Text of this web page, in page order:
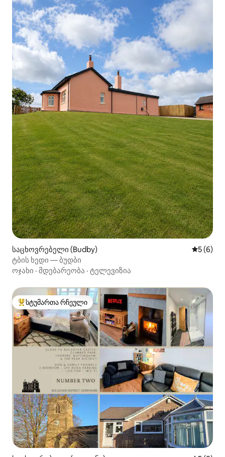
საცხოვრებელი (Budby) საშუალო
5 (6)
ტბის ხედი — ბუდბი
ოჯახი · მდებარეობა · ტელევიზია
სტუმართა რჩეული მოწინავე ვარიანტი
სტუმართა რჩეული